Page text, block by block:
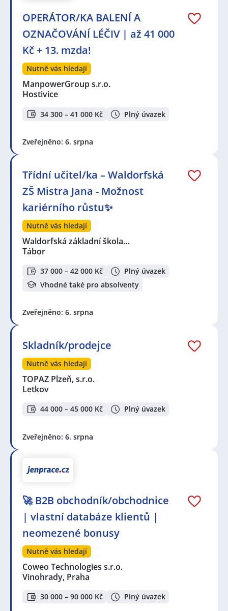
OPERÁTOR/KA BALENÍ A
OZNAČOVÁNÍ LÉČIV | až 41 000
Kč + 13. mzda!
Nutně vás hledají
ManpowerGroup s.r.o.
Hostivice
34 300 – 41 000 Kč Plný úvazek
Zveřejněno: 6. srpna
Třídní učitel/ka – Waldorfská
ZŠ Mistra Jana - Možnost
kariérního růstu✨
Nutně vás hledají
Waldorfská základní škola…
Tábor
37 000 – 42 000 Kč
Plný úvazek
Vhodné také pro absolventy
Zveřejněno: 6. srpna
Skladník/prodejce
Nutně vás hledají
TOPAZ Plzeň, s.r.o.
Letkov
44 000 – 45 000 Kč Plný úvazek
Zveřejněno: 6. srpna
🚀 B2B obchodník/obchodnice
| vlastní databáze klientů |
neomezené bonusy
Nutně vás hledají
Coweo Technologies s.r.o.
Vinohrady, Praha
30 000 – 90 000 Kč Plný úvazek